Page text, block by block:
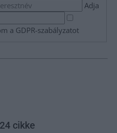
Adja
a GDPR-szabályzatot
cikke